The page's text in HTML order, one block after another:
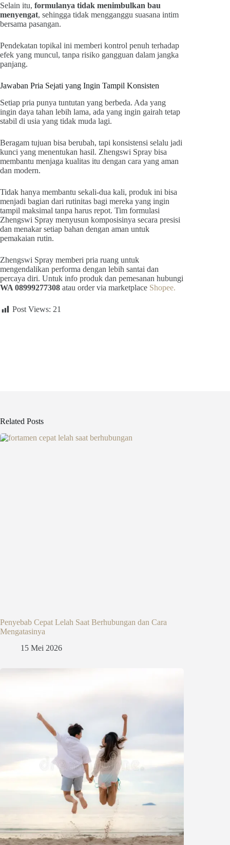
Selain itu, formulanya tidak menimbulkan bau
menyengat, sehingga tidak mengganggu suasana intim
bersama pasangan.
Pendekatan topikal ini memberi kontrol penuh terhadap
efek yang muncul, tanpa risiko gangguan dalam jangka
panjang.
Jawaban Pria Sejati yang Ingin Tampil Konsisten
Setiap pria punya tuntutan yang berbeda. Ada yang
ingin daya tahan lebih lama, ada yang ingin gairah tetap
stabil di usia yang tidak muda lagi.
Beragam tujuan bisa berubah, tapi konsistensi selalu jadi
kunci yang menentukan hasil. Zhengswi Spray bisa
membantu menjaga kualitas itu dengan cara yang aman
dan modern.
Tidak hanya membantu sekali-dua kali, produk ini bisa
menjadi bagian dari rutinitas bagi mereka yang ingin
tampil maksimal tanpa harus repot. Tim formulasi
Zhengswi Spray menyusun komposisinya secara presisi
dan menakar setiap bahan dengan aman untuk
pemakaian rutin.
Zhengswi Spray memberi pria ruang untuk
mengendalikan performa dengan lebih santai dan
percaya diri. Untuk info produk dan pemesanan hubungi
WA 08999277308 atau order via marketplace Shopee.
Post Views: 21
Related Posts
Penyebab Cepat Lelah Saat Berhubungan dan Cara
Mengatasinya
15 Mei 2026